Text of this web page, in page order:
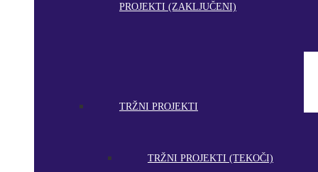
PROJEKTI (ZAKLJUČENI)
TRŽNI PROJEKTI
TRŽNI PROJEKTI (TEKOČI)